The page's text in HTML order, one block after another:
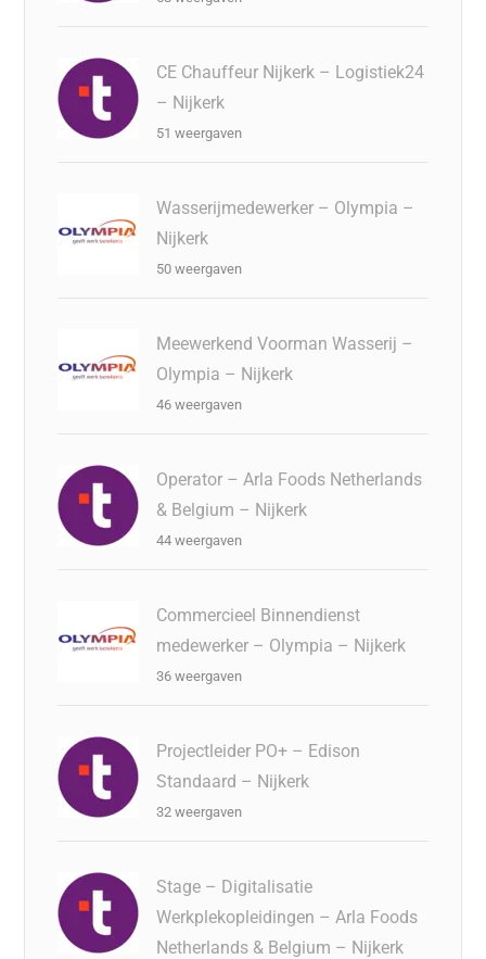
CE Chauffeur Nijkerk – Logistiek24
– Nijkerk
51 weergaven
Wasserijmedewerker – Olympia –
Nijkerk
50 weergaven
Meewerkend Voorman Wasserij –
Olympia – Nijkerk
46 weergaven
Operator – Arla Foods Netherlands
& Belgium – Nijkerk
44 weergaven
Commercieel Binnendienst
medewerker – Olympia – Nijkerk
36 weergaven
Projectleider PO+ – Edison
Standaard – Nijkerk
32 weergaven
Stage – Digitalisatie
Werkplekopleidingen – Arla Foods
Netherlands & Belgium – Nijkerk